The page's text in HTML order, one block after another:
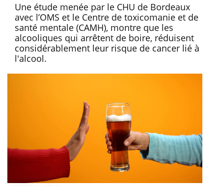
Une étude menée par le CHU de Bordeaux
avec l’OMS et le Centre de toxicomanie et de
santé mentale (CAMH), montre que les
alcooliques qui arrêtent de boire, réduisent
considérablement leur risque de cancer lié à
l'alcool.